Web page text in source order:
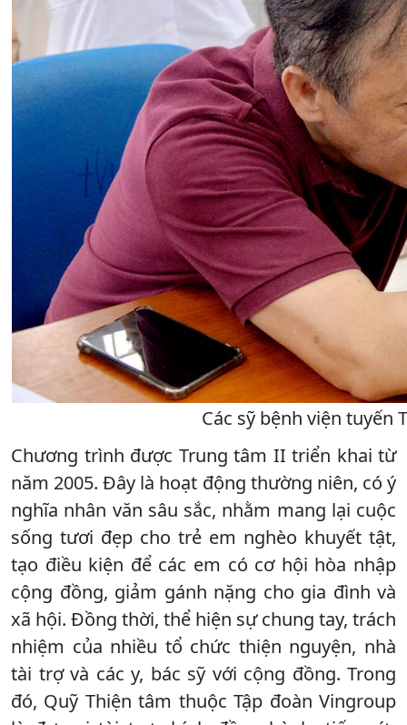
Các sỹ bệnh viện
Chương trình được Trung tâm II triển khai từ
năm 2005. Đây là hoạt động thường niên, có ý
nghĩa nhân văn sâu sắc, nhằm mang lại cuộc
sống tươi đẹp cho trẻ em nghèo khuyết tật,
tạo điều kiện để các em có cơ hội hòa nhập
cộng đồng, giảm gánh nặng cho gia đình và
xã hội. Đồng thời, thể hiện sự chung tay, trách
nhiệm của nhiều tổ chức thiện nguyện, nhà
tài trợ và các y, bác sỹ với cộng đồng. Trong
đó, Quỹ Thiện tâm thuộc Tập đoàn Vingroup